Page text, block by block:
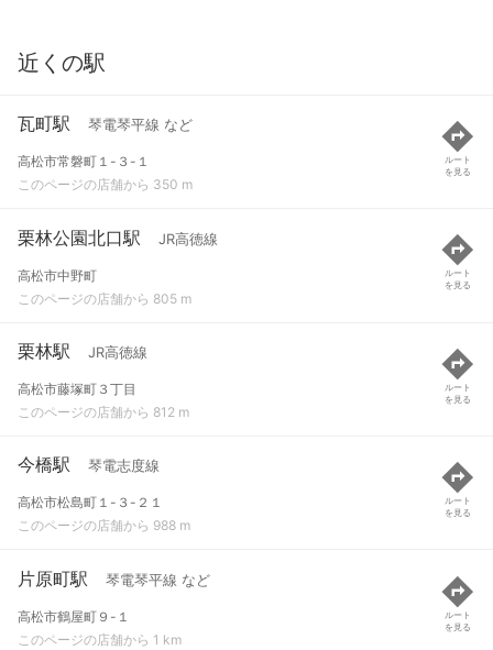
近くの駅
瓦町駅 琴電琴平線 など
高松市常磐町１-３-１
このページの店舗から 350 m
ルート
を見る
栗林公園北口駅 JR高徳線
高松市中野町
このページの店舗から 805 m
ルート
を見る
栗林駅 JR高徳線
高松市藤塚町３丁目
このページの店舗から 812 m
ルート
を見る
今橋駅 琴電志度線
高松市松島町１-３-２１
このページの店舗から 988 m
ルート
を見る
片原町駅 琴電琴平線 など
高松市鶴屋町９-１
このページの店舗から 1 km
ルート
を見る